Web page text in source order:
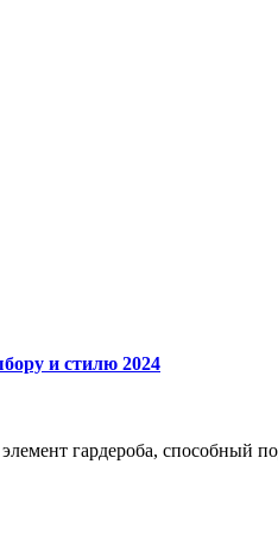
и стилю 2024
гардероба, способный